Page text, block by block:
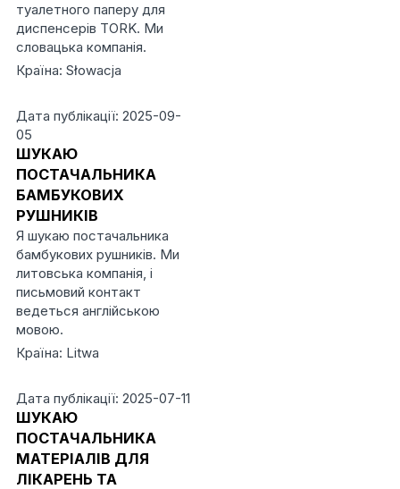
туалетного паперу для
диспенсерів TORK. Ми
словацька компанія.
Країна: Słowacja
Дата публікації: 2025-09-
05
ШУКАЮ
ПОСТАЧАЛЬНИКА
БАМБУКОВИХ
РУШНИКІВ
Я шукаю постачальника
бамбукових рушників. Ми
литовська компанія, і
письмовий контакт
ведеться англійською
мовою.
Країна: Litwa
Дата публікації: 2025-07-11
ШУКАЮ
ПОСТАЧАЛЬНИКА
МАТЕРІАЛІВ ДЛЯ
ЛІКАРЕНЬ ТА